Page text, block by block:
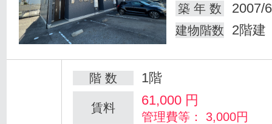
築 年 数
2007/
建物階数 2階建
階 数 1階
賃料 61,000 円
管理費等： 3,000円